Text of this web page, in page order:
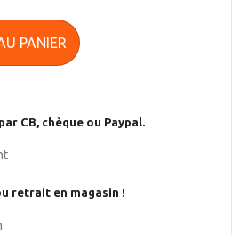
PANIER
CB, chèque ou Paypal.
retrait en magasin !